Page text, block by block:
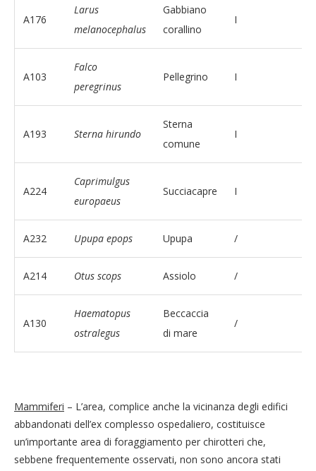
A176
Larus
melanocephalus
Gabbiano
corallino
I
A103
Falco
peregrinus
Pellegrino I
A193 Sterna hirundo
Sterna
comune
I
A224
Caprimulgus
europaeus
Succiacapre I
A232 Upupa epops Upupa /
A214 Otus scops Assiolo /
A130
Haematopus
ostralegus
Beccaccia
di mare
/
Mammiferi – L’area, complice anche la vicinanza degli edifici
abbandonati dell’ex complesso ospedaliero, costituisce
un’importante area di foraggiamento per chirotteri che,
sebbene frequentemente osservati, non sono ancora stati